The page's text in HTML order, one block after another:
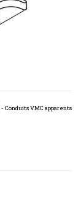
- Conduits VMC apparents